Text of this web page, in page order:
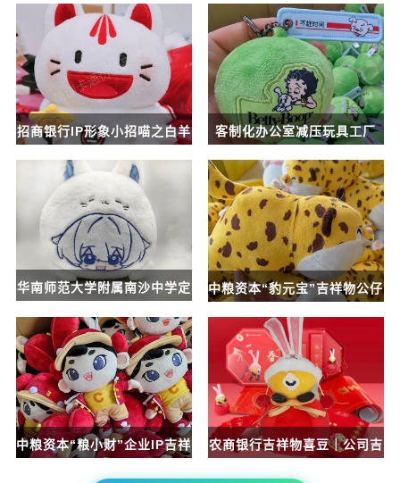
毛公仔 之
招商银行IP形象小招喵之白羊
座吉祥物
客制化办公室减压玩具工厂
华南师范大学附属南沙中学定
制公仔
中粮资本“豹元宝”吉祥物公仔
定制
中粮资本“粮小财”企业IP吉祥
物绒毛玩偶定制
农商银行吉祥物喜豆｜公司吉
祥物棉花娃娃